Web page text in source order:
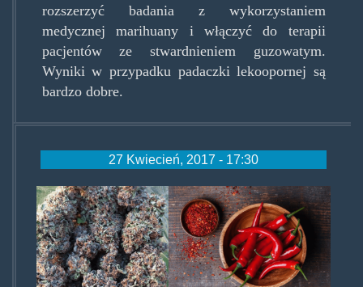
rozszerzyć badania z wykorzystaniem
medycznej marihuany i włączyć do terapii
pacjentów ze stwardnieniem guzowatym.
Wyniki w przypadku padaczki lekoopornej są
bardzo dobre.
27 Kwiecień, 2017 - 17:30
bud-
pepper.png